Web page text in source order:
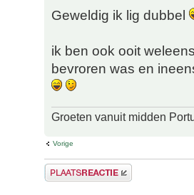
Geweldig ik lig dubbel
ik ben ook ooit
bevroren was en
Groeten vanuit midden
Vorige
Plaats een reactie